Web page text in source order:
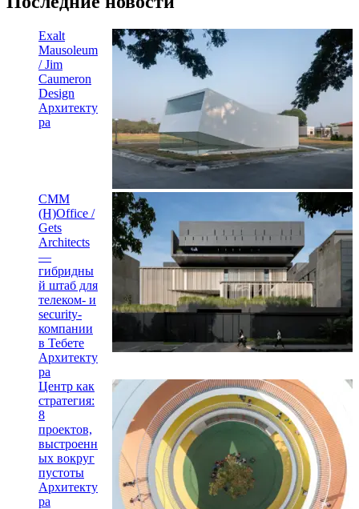
Exalt
Mausoleum
/ Jim
Caumeron
Design
Архитекту
ра
CMM
(H)Office /
Gets
Architects
—
гибридны
й штаб для
телеком- и
security-
компании
в Тебете
Архитекту
ра
Центр как
стратегия:
8
проектов,
выстроенн
ых вокруг
пустоты
Архитекту
ра